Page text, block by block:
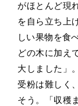
がほとんど現
を自ら立ち上
しい果物を食
どの木に加え
大しました」
受粉は難しく
そう。「収穫